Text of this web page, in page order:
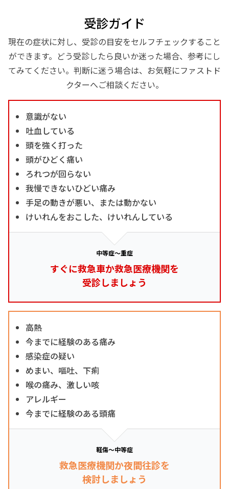
受診ガイド
現在の症状に対し、受診の目安をセルフチェックすること
ができます。どう受診したら良いか迷った場合、参考にし
てみてください。判断に迷う場合は、お気軽にファストド
クターへご相談ください。
意識がない
吐血している
頭を強く打った
頭がひどく痛い
ろれつが回らない
我慢できないひどい痛み
手足の動きが悪い、または動かない
けいれんをおこした、けいれんしている
中等症～重症
すぐに救急車か救急医療機関を
受診しましょう
高熱
今までに経験のある痛み
感染症の疑い
めまい、嘔吐、下痢
喉の痛み、激しい咳
アレルギー
今までに経験のある頭痛
軽傷～中等症
救急医療機関か夜間往診を
検討しましょう